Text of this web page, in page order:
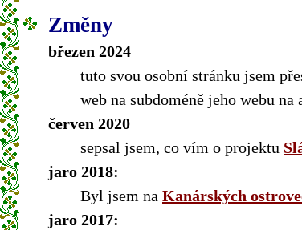
Změny
březen 2024
tuto svou osobní stránku jsem
web na subdoméně jeho webu
červen 2020
sepsal jsem, co vím o projektu
jaro 2018:
Byl jsem na Kanárských
jaro 2017: